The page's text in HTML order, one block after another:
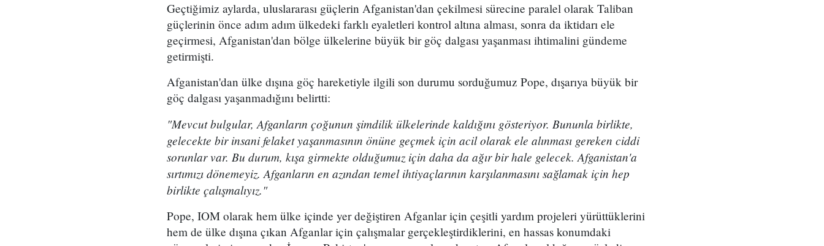
Geçtiğimiz aylarda, uluslararası güçlerin Afganistan'dan çekilmesi sürecine paralel olarak Taliban
güçlerinin önce adım adım ülkedeki farklı eyaletleri kontrol altına alması, sonra da iktidarı ele
geçirmesi, Afganistan'dan bölge ülkelerine büyük bir göç dalgası yaşanması ihtimalini gündeme
getirmişti.
Afganistan'dan ülke dışına göç hareketiyle ilgili son durumu sorduğumuz Pope, dışarıya büyük bir
göç dalgası yaşanmadığını belirtti:
"Mevcut bulgular, Afganların çoğunun şimdilik ülkelerinde kaldığını gösteriyor. Bununla birlikte,
gelecekte bir insani felaket yaşanmasının önüne geçmek için acil olarak ele alınması gereken ciddi
sorunlar var. Bu durum, kışa girmekte olduğumuz için daha da ağır bir hale gelecek. Afganistan'a
sırtımızı dönemeyiz. Afganların en azından temel ihtiyaçlarının karşılanmasını sağlamak için hep
birlikte çalışmalıyız."
Pope, IOM olarak hem ülke içinde yer değiştiren Afganlar için çeşitli yardım projeleri yürüttüklerini
hem de ülke dışına çıkan Afganlar için çalışmalar gerçekleştirdiklerini, en hassas konumdaki